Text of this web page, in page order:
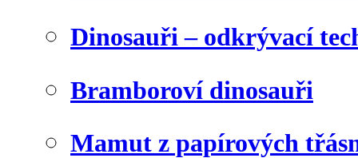
Dinosauři – odkrývací
Bramboroví dinosauři
Mamut z papírových